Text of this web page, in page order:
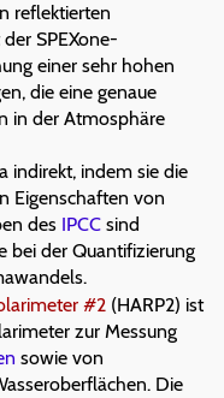
reflektierten
SPEXone-
einer sehr hohen
die eine genaue
in der Atmosphäre
indirekt, indem sie die
Eigenschaften von
des IPCC sind
bei der Quantifizierung
#2 (HARP2) ist
zur Messung
sowie von
Die